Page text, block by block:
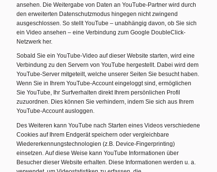
ansehen. Die Weitergabe von Daten an YouTube-Partner wird durch
den erweiterten Datenschutzmodus hingegen nicht zwingend
ausgeschlossen. So stellt YouTube – unabhängig davon, ob Sie sich
ein Video ansehen – eine Verbindung zum Google DoubleClick-
Netzwerk her.
Sobald Sie ein YouTube-Video auf dieser Website starten, wird eine
Verbindung zu den Servern von YouTube hergestellt. Dabei wird dem
YouTube-Server mitgeteilt, welche unserer Seiten Sie besucht haben.
Wenn Sie in Ihrem YouTube-Account eingeloggt sind, ermöglichen
Sie YouTube, Ihr Surfverhalten direkt Ihrem persönlichen Profil
zuzuordnen. Dies können Sie verhindern, indem Sie sich aus Ihrem
YouTube-Account ausloggen.
Des Weiteren kann YouTube nach Starten eines Videos verschiedene
Cookies auf Ihrem Endgerät speichern oder vergleichbare
Wiedererkennungstechnologien (z.B. Device-Fingerprinting)
einsetzen. Auf diese Weise kann YouTube Informationen über
Besucher dieser Website erhalten. Diese Informationen werden u. a.